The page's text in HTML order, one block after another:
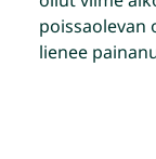
poissaolevan
lienee